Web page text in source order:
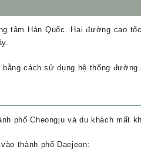
tâm Hàn Quốc. Hai đường cao
cách sử dụng hệ thống đường
phố Cheongju và du khách mất
thành phố Daejeon: